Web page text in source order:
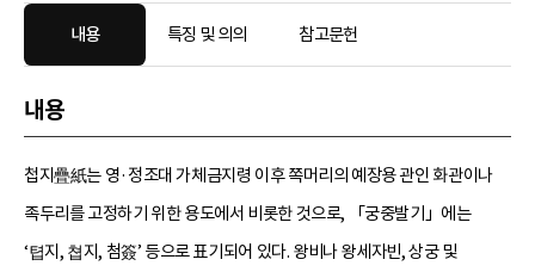
내용 특징 및 의의 참고문헌
내용
첩지疊紙는 영·정조대 가체금지령 이후 쪽머리의 예장용 관인 화관이나
족두리를 고정하기 위한 용도에서 비롯한 것으로, 「궁중발기」에는
‘텹지, 쳡지, 첨簽’ 등으로 표기되어 있다. 왕비나 왕세자빈, 상궁 및